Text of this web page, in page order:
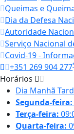
Queimas e
Dia da Defesa
Autoridade
Serviço Nacional
Covid-19 -
+351 269 904 277
Horários
Dia Manhã
Segunda-feira:
Terça-feira:
Quarta-feira: